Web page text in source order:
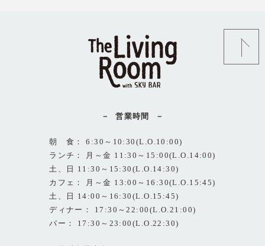
営業時間
朝 食： 6:30～10:30(L.O.10:00)
ランチ： 月～金 11:30～15:00(L.O.14:00)
土、日 11:30～15:30(L.O.14:30)
カフェ： 月～金 13:00～16:30(L.O.15:45)
土、日 14:00～16:30(L.O.15:45)
ディナー： 17:30～22:00(L.O.21:00)
バー： 17:30～23:00(L.O.22:30)